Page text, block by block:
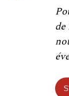
de